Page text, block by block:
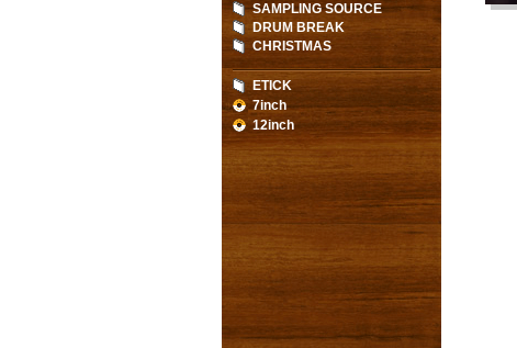
SAMPLING SOURCE
DRUM BREAK
CHRISTMAS
ETICK
7inch
12inch